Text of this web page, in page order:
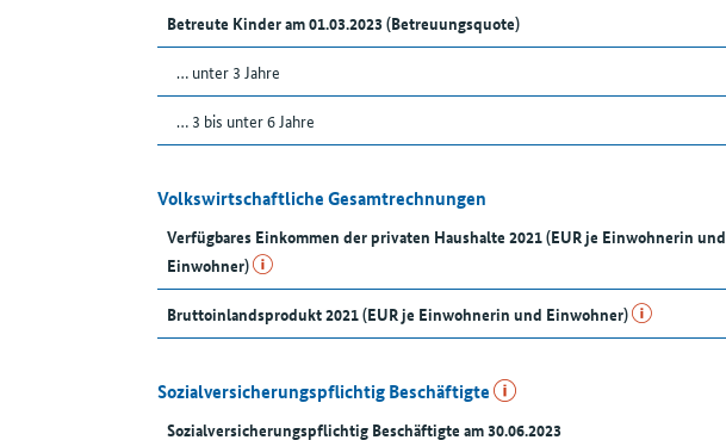
Betreute Kinder am 01.03.2023 (Betreuungsquote)
… unter 3 Jahre
… 3 bis unter 6 Jahre
Volkswirtschaftliche Gesamtrechnungen
Verfügbares Einkommen der privaten Haushalte 2021 (EUR je Einwohnerin und
Einwohner)
Bruttoinlandsprodukt 2021 (EUR je Einwohnerin und Einwohner)
Sozialversicherungspflichtig Beschäftigte
Sozialversicherungspflichtig Beschäftigte am 30.06.2023